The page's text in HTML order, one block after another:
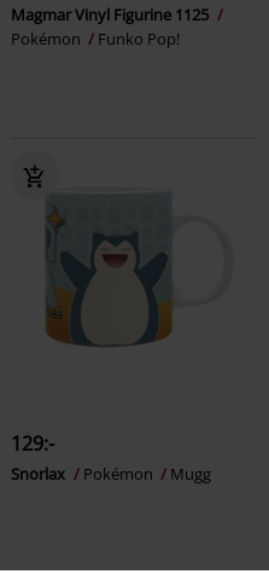
Magmar Vinyl Figurine 1125
Pokémon
Funko Pop!
129:-
Snorlax Pokémon Mugg